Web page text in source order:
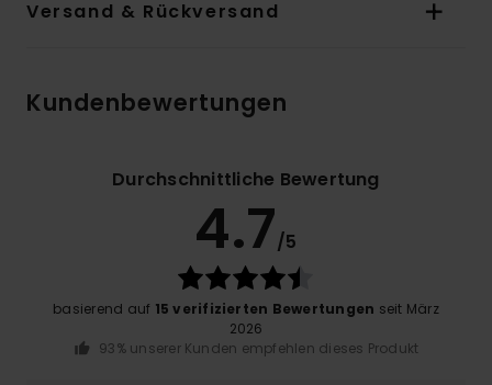
Versand & Rückversand
Kundenbewertungen
Durchschnittliche Bewertung
4.7/5
basierend auf 15 verifizierten Bewertungen seit März
2026
93% unserer Kunden empfehlen dieses Produkt